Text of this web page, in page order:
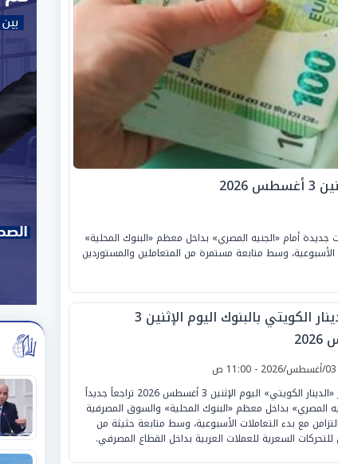
اليوم الإثنين 3 أغسطس 2026 تحركات جديدة أمام «الجنيه المصري» بداخل معظم «البنوك المحلية»
الأسبوعية، وسط متابعة مستمرة من المتعاملين والمستوردين
سعر الدينار الكويتي بالبنوك اليوم الإثنين 3
سجل سعر «الدينار الكويتي» اليوم الإثنين 3 أغسطس 2026 تراجعاً جديداً
المصري» بداخل معظم «البنوك المحلية» والسوق المصرفية
مع بدء التعاملات الأسبوعية، وسط متابعة حثيثة من
للتحركات السعرية للعملات العربية بداخل القطاع المصرفي.